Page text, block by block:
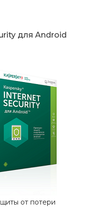
для Android
от потери